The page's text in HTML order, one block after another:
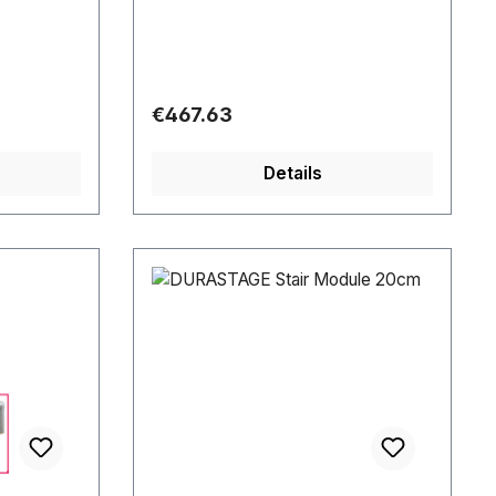
Regular price:
€467.63
Details